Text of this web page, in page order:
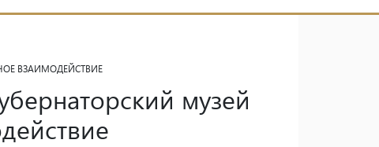
ВЗАИМОДЕЙСТВИЕ
музей